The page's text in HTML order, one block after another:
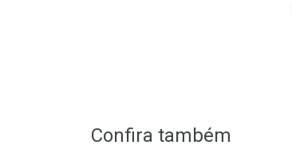
Confira também